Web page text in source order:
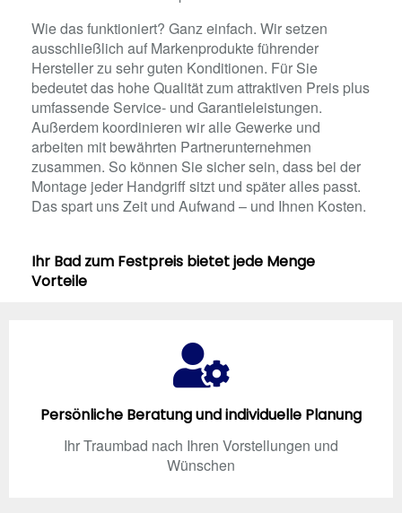
Wie das funktioniert? Ganz einfach. Wir setzen
ausschließlich auf Markenprodukte führender
Hersteller zu sehr guten Konditionen. Für Sie
bedeutet das hohe Qualität zum attraktiven Preis plus
umfassende Service- und Garantieleistungen.
Außerdem koordinieren wir alle Gewerke und
arbeiten mit bewährten Partnerunternehmen
zusammen. So können Sie sicher sein, dass bei der
Montage jeder Handgriff sitzt und später alles passt.
Das spart uns Zeit und Aufwand – und Ihnen Kosten.
Ihr Bad zum Festpreis bietet jede Menge
Vorteile
Persönliche Beratung und individuelle Planung
Ihr Traumbad nach Ihren Vorstellungen und
Wünschen